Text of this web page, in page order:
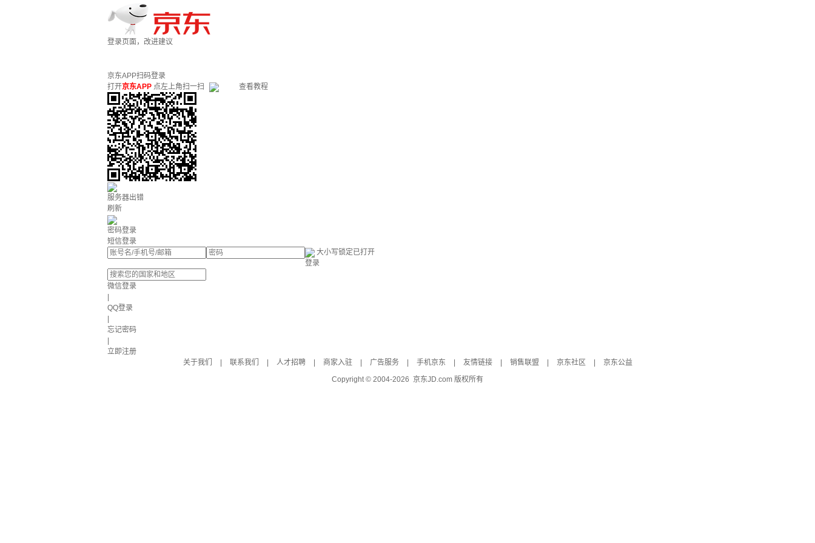
登录页面，改进建议
京东APP扫码登录
打开京东APP 点左上角扫一扫 查看教程
服务器出错
刷新
密码登录
短信登录
大小写锁定已打开
登录
微信登录
QQ登录
忘记密码
立即注册
关于我们
联系我们 人才招聘 商家入驻 广告服务 手机京东 友情链接 销售联盟 京东社区
京东公益
Copyright © 2004-2026 京东JD.com 版权所有